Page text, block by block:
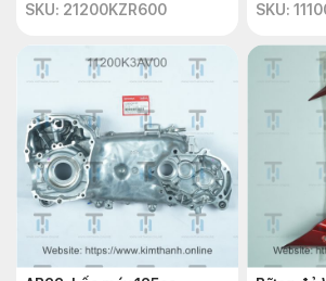
SKU: 21200KZR600
SKU: